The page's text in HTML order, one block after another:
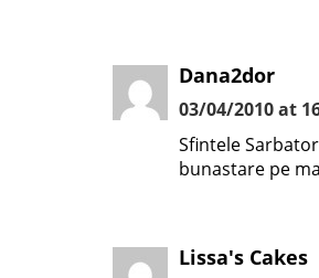
Dana2dor
03/04/2010 at
Sfintele
bunastare pe
Lissa's Cakes